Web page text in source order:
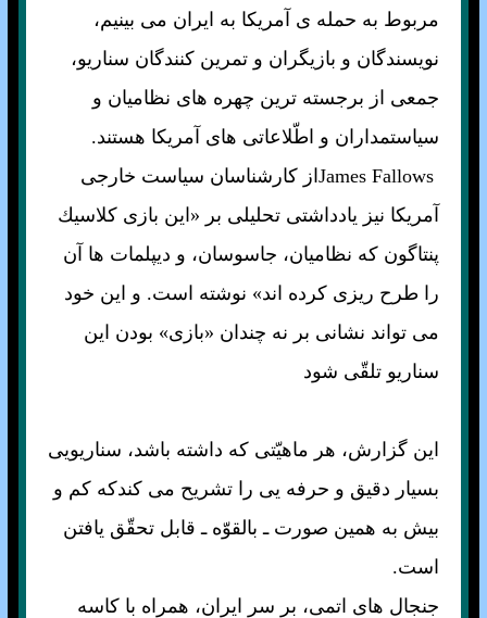
مربوط به حمله ی آمريكا به ايران مى بينيم،
نويسندگان و بازيگران و تمرين كنندگان سناريو،
جمعى از برجسته ترين چهره هاى نظاميان و
سياستمداران و اطّلاعاتى هاى آمريكا هستند.
James Fallowsاز کارشناسان سياست خارجی
آمريکا نيز يادداشتى تحليلى بر «اين بازى كلاسيك
پنتاگون كه نظاميان، جاسوسان، و ديپلمات ها آن
را طرح ريزى كرده اند» نوشته است. و اين خود
مى تواند نشانى بر نه چندان «بازى» بودن اين
سناريو تلقّى شود
اين گزارش، هر ماهيّتى كه داشته باشد، سناريويى
بسيار دقيق و حرفه يى را تشريح مى كندكه كم و
بيش به همين صورت ـ بالقوّه ـ قابل تحقّق يافتن
است.
جنجال هاى اتمى، بر سر ايران، همراه با كاسه